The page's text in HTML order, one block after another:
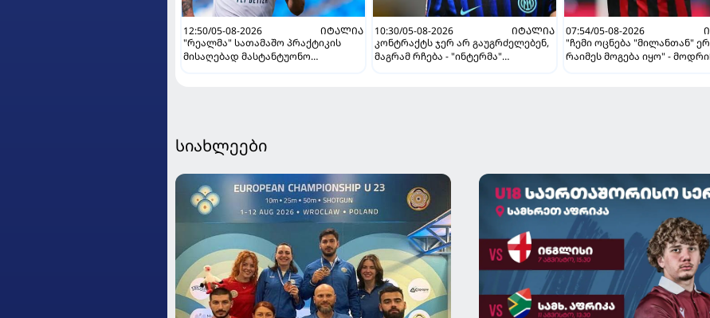
12:50/05-08-2026
ᲘᲢᲐᲚᲘᲐ
"რეალმა" სათამაშო პრაქტიკის
მისაღებად მასტანტუონო
10:30/05-08-2026
ᲘᲢᲐᲚᲘᲐ
კონტრაქტს ჯერ არ გაუგრძელებენ,
მაგრამ რჩება - "ინტერმა"
07:54/05-08-2026
"ჩემი ოცნება "მილანთან"
რაიმეს მოგება იყო" -
სიახლეები